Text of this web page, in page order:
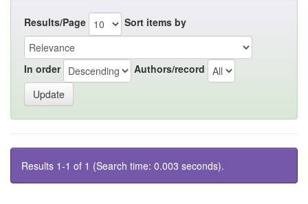
Results/Page Sort items by
In order Authors/record
Results 1-1 of 1 (Search time: 0.003 seconds).